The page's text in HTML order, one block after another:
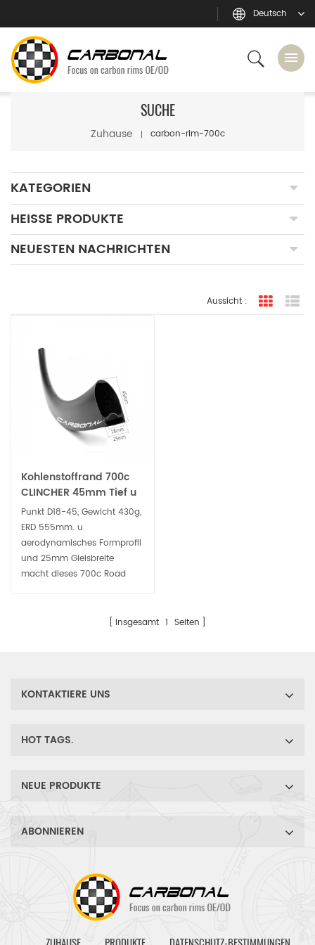
Deutsch
SUCHE
Zuhause carbon-rim-700c
KATEGORIEN
HEISSE PRODUKTE
NEUESTEN NACHRICHTEN
Aussicht :
Kohlenstoffrand 700c
CLINCHER 45mm Tief u
Form für
Scheibenbremsrad
Punkt D18-45, Gewicht 430g,
ERD 555mm. u
aerodynamisches Formprofil
und 25mm Gleisbreite
macht dieses 700c Road
Abfahrten, dauerhaft für eine
Insgesamt 1 Seiten
KONTAKTIERE UNS
HOT TAGS.
NEUE PRODUKTE
ABONNIEREN